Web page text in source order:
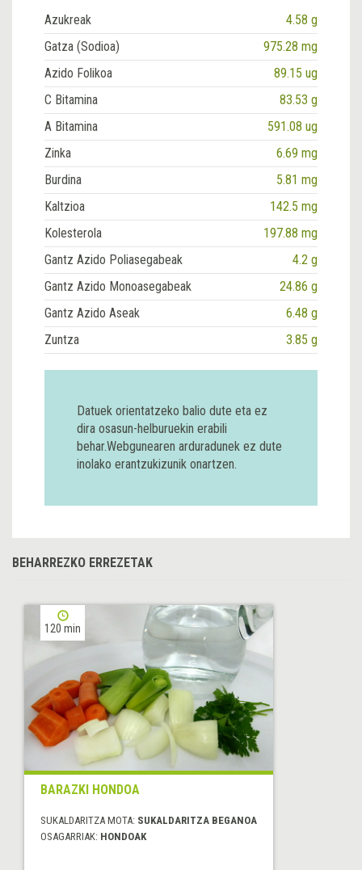
Azukreak
4.58 g
Gatza (Sodioa)
975.28 mg
Azido Folikoa
89.15 ug
C Bitamina
83.53 g
A Bitamina
591.08 ug
Zinka
6.69 mg
Burdina
5.81 mg
Kaltzioa
142.5 mg
Kolesterola
197.88 mg
Gantz Azido Poliasegabeak
4.2 g
Gantz Azido Monoasegabeak
24.86 g
Gantz Azido Aseak
6.48 g
Zuntza
3.85 g
Datuek orientatzeko balio dute eta ez
dira osasun-helburuekin erabili
behar.Webgunearen arduradunek ez dute
inolako erantzukizunik onartzen.
BEHARREZKO ERREZETAK
120 min
BARAZKI HONDOA
SUKALDARITZA MOTA: SUKALDARITZA BEGANOA
OSAGARRIAK: HONDOAK